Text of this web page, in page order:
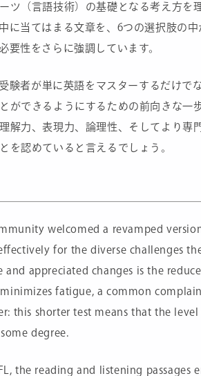
ツ（言語技術）の基礎となる考え方を
に当てはまる文章を、6つの選択肢の
要性をさらに強調しています。
験者が単に英語をマスターするだけで
ができるようにするための前向きな一
解力、表現力、論理性、そしてより専
を認めていると言えるでしょう。
welcomed a revamped
for the diverse challenges
appreciated changes is the
fatigue, a common
this shorter test means that the
degree.
the reading and listening passages